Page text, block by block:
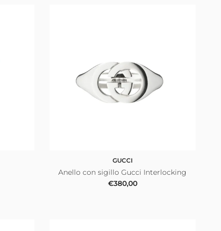
GUCCI
Anello con sigillo Gucci Interlocking
Prezzo normale
€380,00